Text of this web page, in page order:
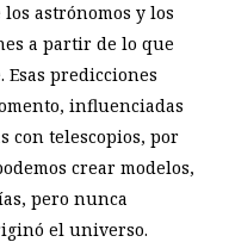
astrónomos y los
a partir de lo que
predicciones
influenciadas
con telescopios, por
crear modelos,
pero nunca
el universo.